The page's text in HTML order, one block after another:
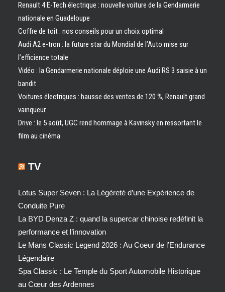
Renault 4 E-Tech électrique : nouvelle voiture de la Gendarmerie
nationale en Guadeloupe
Coffre de toit : nos conseils pour un choix optimal
Audi A2 e-tron : la future star du Mondial de l’Auto mise sur
l’efficience totale
Vidéo : la Gendarmerie nationale déploie une Audi RS 3 saisie à un
bandit
Voitures électriques : hausse des ventes de 120 %, Renault grand
vainqueur
Drive : le 5 août, UGC rend hommage à Kavinsky en ressortant le
film au cinéma
TV
Lotus Super Seven : La Légèreté d’une Expérience de
Conduite Pure
La BYD Denza Z : quand la supercar chinoise redéfinit la
performance et l’innovation
Le Mans Classic Legend 2026 : Au Coeur de l’Endurance
Légendaire
Spa Classic : Le Temple du Sport Automobile Historique
au Cœur des Ardennes